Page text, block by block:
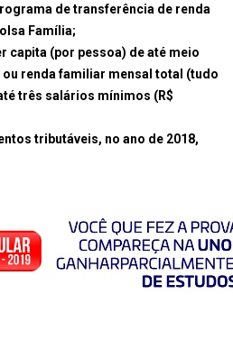
de transferência de renda
Família;
capita (por pessoa) de até meio
renda familiar mensal total (tudo
três salários mínimos (R$
tributáveis, no ano de 2018,